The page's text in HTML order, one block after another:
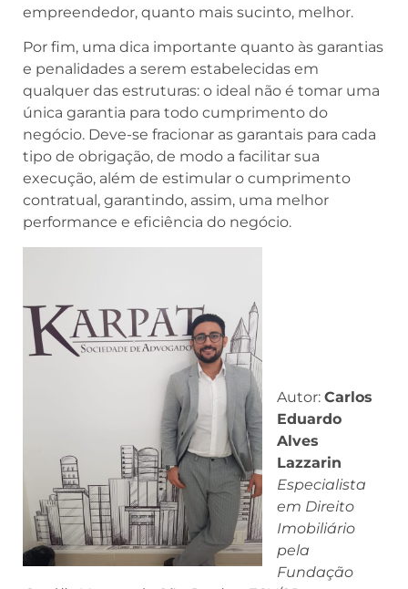
empreendedor, quanto mais sucinto, melhor.
Por fim, uma dica importante quanto às garantias
e penalidades a serem estabelecidas em
qualquer das estruturas: o ideal não é tomar uma
única garantia para todo cumprimento do
negócio. Deve-se fracionar as garantais para cada
tipo de obrigação, de modo a facilitar sua
execução, além de estimular o cumprimento
contratual, garantindo, assim, uma melhor
performance e eficiência do negócio.
Autor: Carlos
Eduardo
Alves
Lazzarin
Especialista
em Direito
Imobiliário
pela
Fundação